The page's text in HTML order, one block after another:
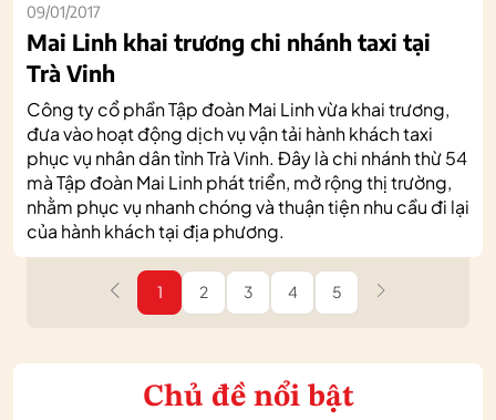
09/01/2017
Mai Linh khai trương chi nhánh taxi tại
Trà Vinh
Công ty cổ phần Tập đoàn Mai Linh vừa khai trương,
đưa vào hoạt động dịch vụ vận tải hành khách taxi
phục vụ nhân dân tỉnh Trà Vinh. Đây là chi nhánh thừ 54
mà Tập đoàn Mai Linh phát triển, mở rộng thị trường,
nhằm phục vụ nhanh chóng và thuận tiện nhu cầu đi lại
của hành khách tại địa phương.
1 2 3 4 5
Chủ đề nổi bật